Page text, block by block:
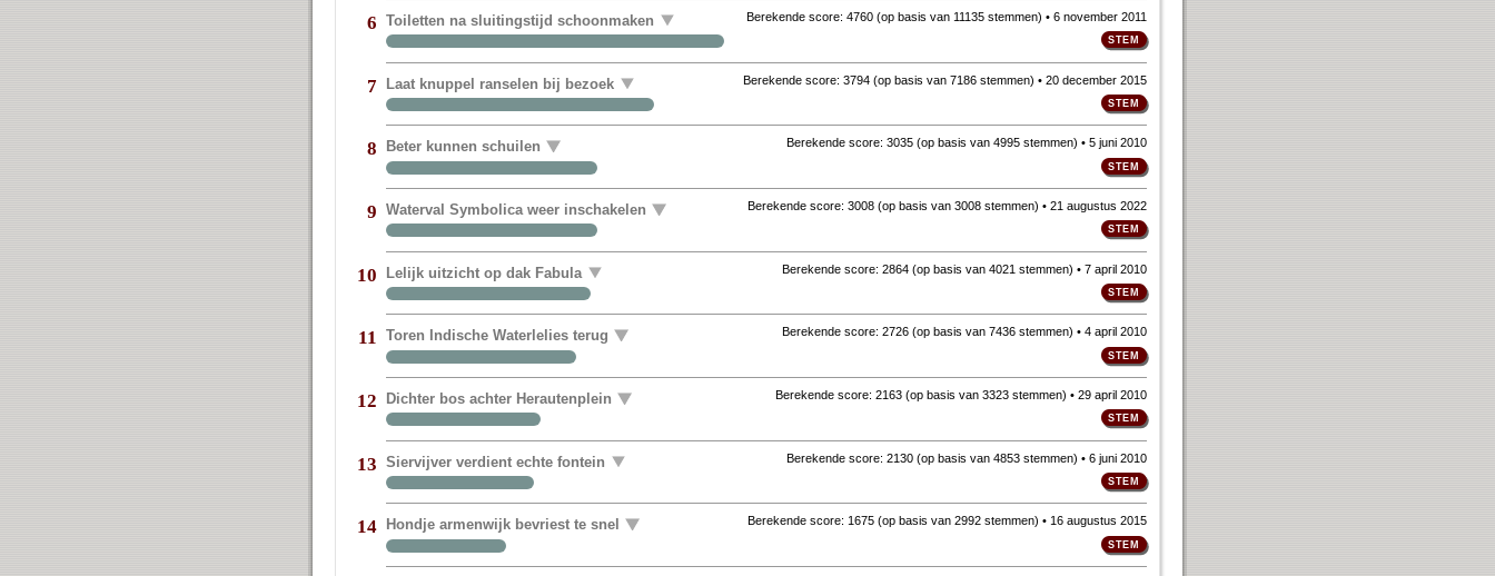
6 Toiletten na sluitingstijd schoonmaken Berekende score: 4760(op basis van 11135 stemmen) • 6 november 2011
7 Laat knuppel ranselen bij bezoek Berekende score: 3794(op basis van 7186 stemmen) • 20 december 2015
8 Beter kunnen schuilen Berekende score: 3035(op basis van 4995 stemmen) • 5 juni 2010
9 Waterval Symbolica weer inschakelen Berekende score: 3008(op basis van 3008 stemmen) • 21 augustus 2022
10 Lelijk uitzicht op dak Fabula Berekende score: 2864(op basis van 4021 stemmen) • 7 april 2010
11 Toren Indische Waterlelies terug Berekende score: 2726(op basis van 7436 stemmen) • 4 april 2010
12 Dichter bos achter Herautenplein Berekende score: 2163(op basis van 3323 stemmen) • 29 april 2010
13 Siervijver verdient echte fontein Berekende score: 2130(op basis van 4853 stemmen) • 6 juni 2010
14 Hondje armenwijk bevriest te snel Berekende score: 1675(op basis van 2992 stemmen) • 16 augustus 2015